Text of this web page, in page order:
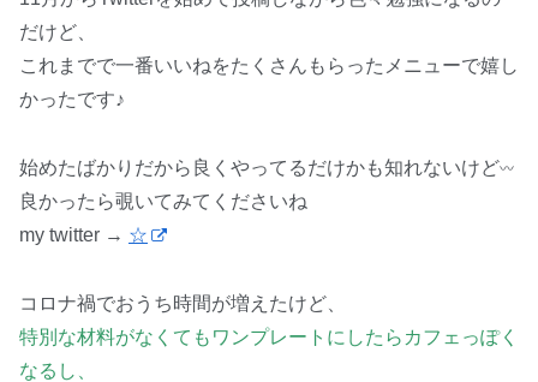
だけど、
これまでで一番いいねをたくさんもらったメニューで嬉し
かったです♪
始めたばかりだから良くやってるだけかも知れないけど〰
良かったら覗いてみてくださいね
my twitter → ☆
コロナ禍でおうち時間が増えたけど、
特別な材料がなくてもワンプレートにしたらカフェっぽく
なるし、